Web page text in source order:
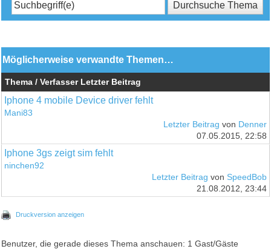
Möglicherweise verwandte Themen…
Thema / Verfasser Letzter Beitrag
Iphone 4 mobile Device driver fehlt
Mani83
Letzter Beitrag von Denner
07.05.2015, 22:58
Iphone 3gs zeigt sim fehlt
ninchen92
Letzter Beitrag von SpeedBob
21.08.2012, 23:44
Druckversion anzeigen
Benutzer, die gerade dieses Thema anschauen: 1 Gast/Gäste